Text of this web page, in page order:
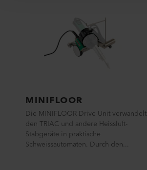
MINIFLOOR
Die MINIFLOOR-Drive Unit verwandelt
den TRIAC und andere Heissluft-
Stabgeräte in praktische
Schweissautomaten. Durch den...